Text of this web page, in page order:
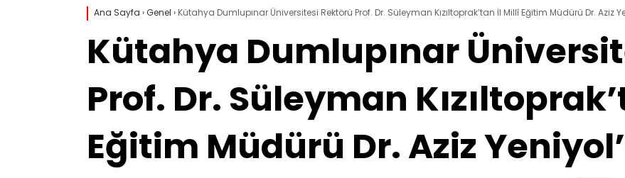
Ana Sayfa ›Genel › Kütahya Dumlupınar Üniversitesi Rektörü Prof. Dr. Süleyman Kızıltoprak’tan İl Millî Eğitim Müdürü Dr. Aziz
Kütahya Dumlupınar
Prof. Dr. Süleyman
Eğitim Müdürü Dr. Aziz